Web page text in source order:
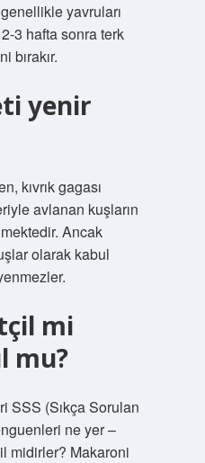
yavruları
3 hafta sonra terk
bırakır.
yenir
kıvrık gagası
avlanan kuşların
Ancak
olarak kabul
mi
mu?
SSS (Sıkça Sorulan
ne yer –
midirler? Makaroni